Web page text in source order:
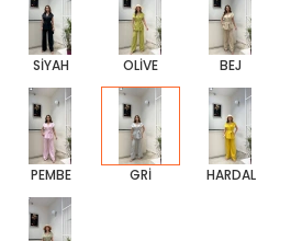
SİYAH OLİVE BEJ
PEMBE GRİ HARDAL